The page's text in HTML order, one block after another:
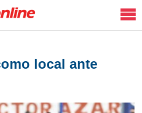
local ante